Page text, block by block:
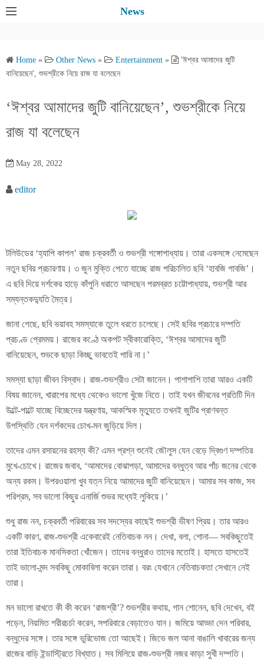
News
Home » Other News » Entertainment »
'ঈশ্বর আমাদের জুটি
বানিয়েছেন', শুভশ্রীকে নিয়ে রাজ যা বলেছেন
‘ঈশ্বর আমাদের জুটি বানিয়েছেন’, শুভশ্রীকে নিয়ে
রাজ যা বলেছেন
May 28, 2022
editor
টলিউডের ‘হ্যাপি কাপল’ রাজ চক্রবর্তী ও শুভশ্রী গঙ্গোপাধ্যায়। তারা একসঙ্গে নেমেছেন
নতুন ছবির প্রচারণায়। ৩ জুন মুক্তি পেতে যাচ্ছে রাজ পরিচালিত ছবি ‘হাবজি গাবজি’।
এ ছবি দিয়ে দর্শকের হাড়ে কাঁপুনি ধরাতে আসছেন পরমব্রত চট্টোপাধ্যায়, শুভশ্রী আর
সম্যন্তকদ্যুতি মৈত্র।
জানা গেছে, ছবি ভয়াবহ সমস্যাকে তুলে ধরতে চলেছে। সেই ছবির প্রচারে দম্পতি
প্রচণ্ড প্রেমময়। রাজের কণ্ঠে অকপট স্বীকারোক্তি, ‘ঈশ্বর আমাদের জুটি
বানিয়েছেন, শুভকে ছাড়া কিচ্ছু ভাবতেই পারি না।’
সমস্যা ছাড়া জীবন বিস্বাদ। রাজ-শুভশ্রীও সেটা জানেন। পাশাপাশি তারা আরও একটি
বিষয় জানেন, খারাপের মধ্যে থেকেও ভালো খুঁজে নিতে। তাই যখন জীবনের প্রতিটি দিন
উল্টে-পাল্টে যাচ্ছে বিচ্ছেদের যন্ত্রণায়, আকস্মিক মৃত্যুতে তখনই জুটির প্রাণবন্ত
উপস্থিতি যেন দর্শকদের চোখ-মন জুড়িয়ে দিল।
তাদের এমন রসায়নের রহস্য কী? এমন প্রশ্ন শুনেই জৌলুস যেন বেড়ে দ্বিগুণ দম্পতির
মুখে-চোখে। রাজের জবাব, ‘আমাদের বোঝাপড়া, আমাদের বন্ধুত্ব আর পাঁচ জনের থেকে
অন্য রকম। উপরওয়ালা খুব যত্ন নিয়ে আমাদের জুটি বানিয়েছেন। আমার সব কাজ, সব
পরিশ্রম, সব ভালো কিছুর এনার্জি শুভর মধ্যেই লুকিয়ে।’
শুধু রাজ নন, চক্রবর্তী পরিবারের সব সদস্যের কাছেই শুভশ্রী ভীষণ প্রিয়। তার আরও
একটি কারণ, রাজ-শুভশ্রী একেবারেই নেতিবাচক নন। দেখা, বলা, শোনা— সবকিছুতেই
তারা ইতিবাচক মানসিকতা খোঁজেন। তাদের বন্ধুরাও তাদের মতোই। হাসতে হাসতেই
তাই ভালো-মন্দ সবকিছু মোকাবিলা করেন তারা। বরং যেখানে নেতিবাচকতা সেখানে নেই
তারা।
মন ভালো রাখতে কী কী করেন ‘রাজশ্রী’? শুভশ্রীর কথায়, গান শোনেন, ছবি দেখেন, বই
পড়েন, নিয়মিত শরীরচর্চা করেন, সপরিবারে বেড়াতেও যান। জমিয়ে আড্ডা দেন পরিবার,
বন্ধুদের সঙ্গে। তার সঙ্গে ভুরিভোজ তো আছেই। জিভে জল আনা বাঙালি খাবারের জন্য
রাজের বাড়ি ইন্ডাস্ট্রিতে বিখ্যাত। সব মিলিয়ে রাজ-শুভশ্রী নজর কাড়া সুখী দম্পতি।